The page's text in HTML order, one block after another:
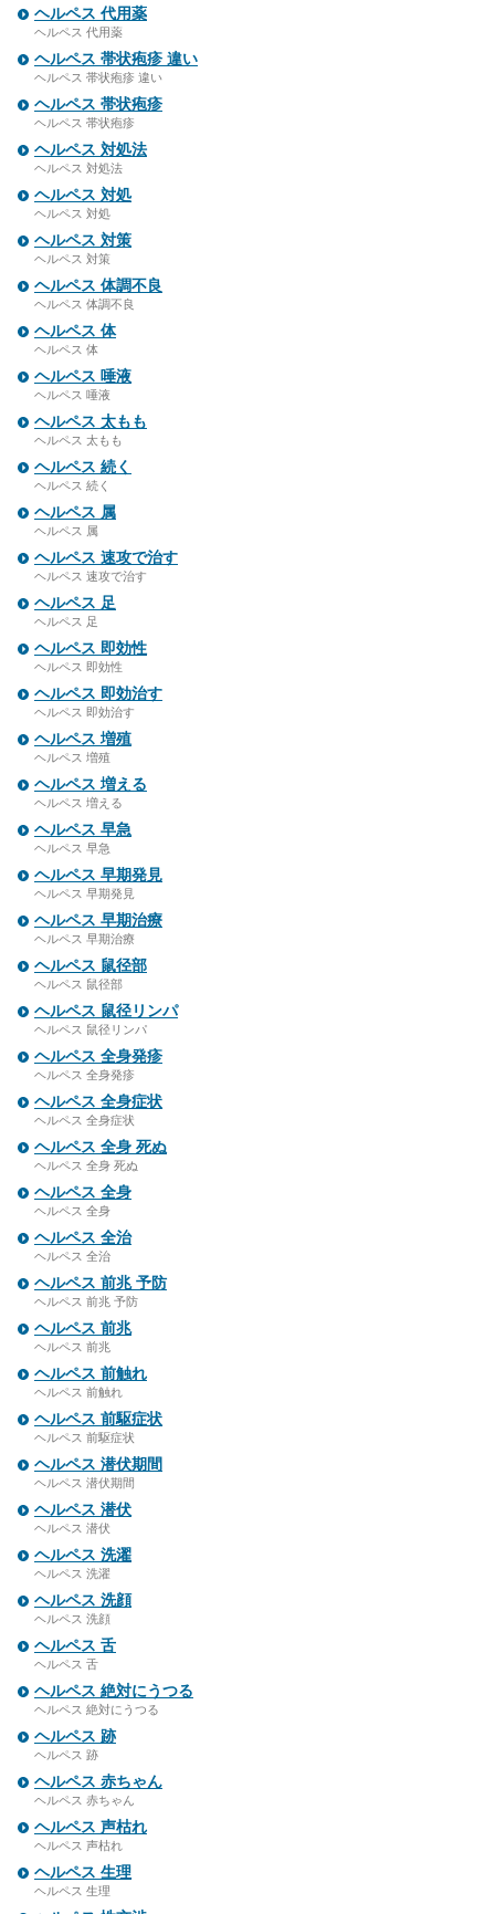
ヘルペス 代用薬
ヘルペス 代用薬
ヘルペス 帯状疱疹 違い
ヘルペス 帯状疱疹 違い
ヘルペス 帯状疱疹
ヘルペス 帯状疱疹
ヘルペス 対処法
ヘルペス 対処法
ヘルペス 対処
ヘルペス 対処
ヘルペス 対策
ヘルペス 対策
ヘルペス 体調不良
ヘルペス 体調不良
ヘルペス 体
ヘルペス 体
ヘルペス 唾液
ヘルペス 唾液
ヘルペス 太もも
ヘルペス 太もも
ヘルペス 続く
ヘルペス 続く
ヘルペス 属
ヘルペス 属
ヘルペス 速攻で治す
ヘルペス 速攻で治す
ヘルペス 足
ヘルペス 足
ヘルペス 即効性
ヘルペス 即効性
ヘルペス 即効治す
ヘルペス 即効治す
ヘルペス 増殖
ヘルペス 増殖
ヘルペス 増える
ヘルペス 増える
ヘルペス 早急
ヘルペス 早急
ヘルペス 早期発見
ヘルペス 早期発見
ヘルペス 早期治療
ヘルペス 早期治療
ヘルペス 鼠径部
ヘルペス 鼠径部
ヘルペス 鼠径リンパ
ヘルペス 鼠径リンパ
ヘルペス 全身発疹
ヘルペス 全身発疹
ヘルペス 全身症状
ヘルペス 全身症状
ヘルペス 全身 死ぬ
ヘルペス 全身 死ぬ
ヘルペス 全身
ヘルペス 全身
ヘルペス 全治
ヘルペス 全治
ヘルペス 前兆 予防
ヘルペス 前兆 予防
ヘルペス 前兆
ヘルペス 前兆
ヘルペス 前触れ
ヘルペス 前触れ
ヘルペス 前駆症状
ヘルペス 前駆症状
ヘルペス 潜伏期間
ヘルペス 潜伏期間
ヘルペス 潜伏
ヘルペス 潜伏
ヘルペス 洗濯
ヘルペス 洗濯
ヘルペス 洗顔
ヘルペス 洗顔
ヘルペス 舌
ヘルペス 舌
ヘルペス 絶対にうつる
ヘルペス 絶対にうつる
ヘルペス 跡
ヘルペス 跡
ヘルペス 赤ちゃん
ヘルペス 赤ちゃん
ヘルペス 声枯れ
ヘルペス 声枯れ
ヘルペス 生理
ヘルペス 生理